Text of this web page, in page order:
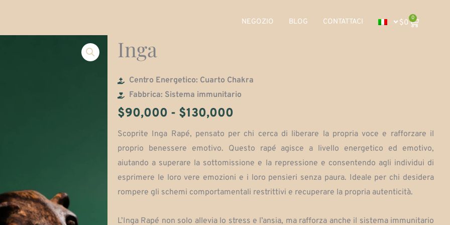
NEGOZIO BLOG CONTATTACI $0 0
Carrito
Inga
Centro Energetico: Cuarto Chakra
Fabbrica: Sistema immunitario
$90,000 - $130,000
di
prezzo:
da
Scoprite Inga Rapé, pensato per chi cerca di liberare la propria voce e rafforzare il
proprio benessere emotivo. Questo rapé agisce a livello energetico ed emotivo,
aiutando a superare la sottomissione e la repressione e consentendo agli individui di
esprimere le loro vere emozioni e i loro pensieri senza paura. Ideale per chi desidera
rompere gli schemi comportamentali restrittivi e recuperare la propria autenticità.
L’Inga Rapé non solo allevia lo stress e l’ansia, ma rafforza anche il sistema immunitario